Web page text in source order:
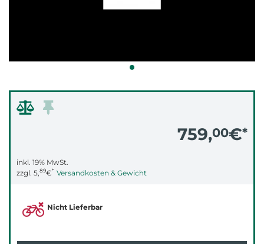
759,00€*
inkl. 19% MwSt.
zzgl. 5,89€* Versandkosten & Gewicht
Nicht Lieferbar